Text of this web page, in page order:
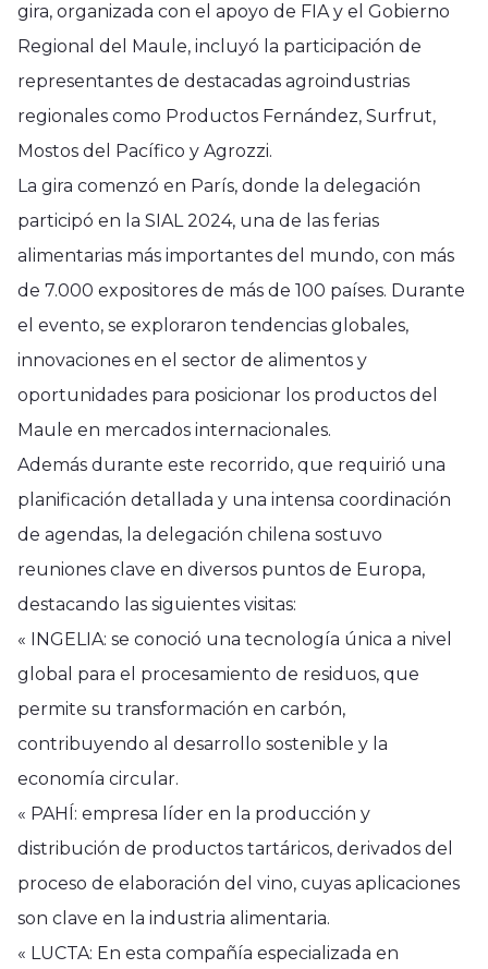
gira, organizada con el apoyo de FIA y el Gobierno
Regional del Maule, incluyó la participación de
representantes de destacadas agroindustrias
regionales como Productos Fernández, Surfrut,
Mostos del Pacífico y Agrozzi.
La gira comenzó en París, donde la delegación
participó en la SIAL 2024, una de las ferias
alimentarias más importantes del mundo, con más
de 7.000 expositores de más de 100 países. Durante
el evento, se exploraron tendencias globales,
innovaciones en el sector de alimentos y
oportunidades para posicionar los productos del
Maule en mercados internacionales.
Además durante este recorrido, que requirió una
planificación detallada y una intensa coordinación
de agendas, la delegación chilena sostuvo
reuniones clave en diversos puntos de Europa,
destacando las siguientes visitas:
« INGELIA: se conoció una tecnología única a nivel
global para el procesamiento de residuos, que
permite su transformación en carbón,
contribuyendo al desarrollo sostenible y la
economía circular.
« PAHÍ: empresa líder en la producción y
distribución de productos tartáricos, derivados del
proceso de elaboración del vino, cuyas aplicaciones
son clave en la industria alimentaria.
« LUCTA: En esta compañía especializada en